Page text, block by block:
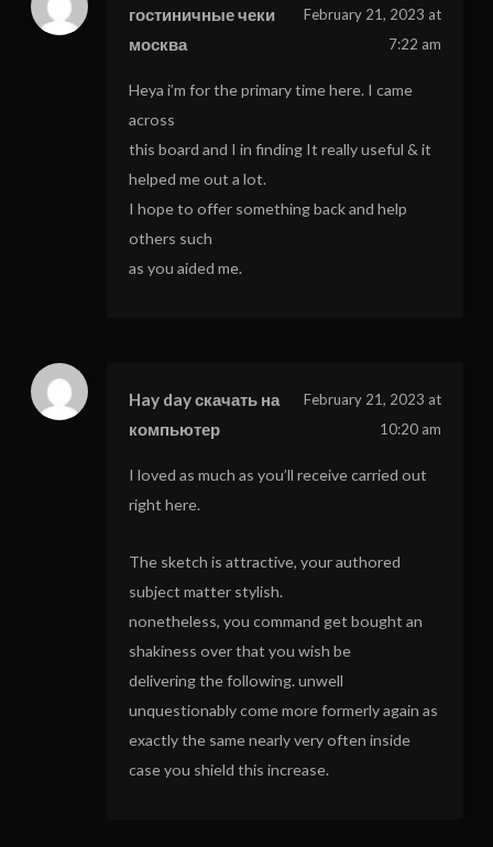
гостиничные чеки
москва
February 21, 2023 at
7:22 am
Heya i’m for the primary time here. I came
across
this board and I in finding It really useful & it
helped me out a lot.
I hope to offer something back and help
others such
as you aided me.
Hay day скачать на
компьютер
February 21, 2023 at
10:20 am
I loved as much as you’ll receive carried out
right here.
The sketch is attractive, your authored
subject matter stylish.
nonetheless, you command get bought an
shakiness over that you wish be
delivering the following. unwell
unquestionably come more formerly again as
exactly the same nearly very often inside
case you shield this increase.